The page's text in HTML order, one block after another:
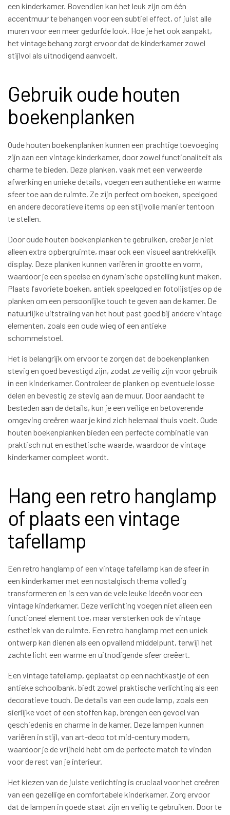
een kinderkamer. Bovendien kan het leuk zijn om één
accentmuur te behangen voor een subtiel effect, of juist alle
muren voor een meer gedurfde look. Hoe je het ook aanpakt,
het vintage behang zorgt ervoor dat de kinderkamer zowel
stijlvol als uitnodigend aanvoelt.
Gebruik oude houten
boekenplanken
Oude houten boekenplanken kunnen een prachtige toevoeging
zijn aan een vintage kinderkamer, door zowel functionaliteit als
charme te bieden. Deze planken, vaak met een verweerde
afwerking en unieke details, voegen een authentieke en warme
sfeer toe aan de ruimte. Ze zijn perfect om boeken, speelgoed
en andere decoratieve items op een stijlvolle manier tentoon
te stellen.
Door oude houten boekenplanken te gebruiken, creëer je niet
alleen extra opbergruimte, maar ook een visueel aantrekkelijk
display. Deze planken kunnen variëren in grootte en vorm,
waardoor je een speelse en dynamische opstelling kunt maken.
Plaats favoriete boeken, antiek speelgoed en fotolijstjes op de
planken om een persoonlijke touch te geven aan de kamer. De
natuurlijke uitstraling van het hout past goed bij andere vintage
elementen, zoals een oude wieg of een antieke
schommelstoel.
Het is belangrijk om ervoor te zorgen dat de boekenplanken
stevig en goed bevestigd zijn, zodat ze veilig zijn voor gebruik
in een kinderkamer. Controleer de planken op eventuele losse
delen en bevestig ze stevig aan de muur. Door aandacht te
besteden aan de details, kun je een veilige en betoverende
omgeving creëren waar je kind zich helemaal thuis voelt. Oude
houten boekenplanken bieden een perfecte combinatie van
praktisch nut en esthetische waarde, waardoor de vintage
kinderkamer compleet wordt.
Hang een retro hanglamp
of plaats een vintage
tafellamp
Een retro hanglamp of een vintage tafellamp kan de sfeer in
een kinderkamer met een nostalgisch thema volledig
transformeren en is een van de vele leuke ideeën voor een
vintage kinderkamer. Deze verlichting voegen niet alleen een
functioneel element toe, maar versterken ook de vintage
esthetiek van de ruimte. Een retro hanglamp met een uniek
ontwerp kan dienen als een opvallend middelpunt, terwijl het
zachte licht een warme en uitnodigende sfeer creëert.
Een vintage tafellamp, geplaatst op een nachtkastje of een
antieke schoolbank, biedt zowel praktische verlichting als een
decoratieve touch. De details van een oude lamp, zoals een
sierlijke voet of een stoffen kap, brengen een gevoel van
geschiedenis en charme in de kamer. Deze lampen kunnen
variëren in stijl, van art-deco tot mid-century modern,
waardoor je de vrijheid hebt om de perfecte match te vinden
voor de rest van je interieur.
Het kiezen van de juiste verlichting is cruciaal voor het creëren
van een gezellige en comfortabele kinderkamer. Zorg ervoor
dat de lampen in goede staat zijn en veilig te gebruiken. Door te